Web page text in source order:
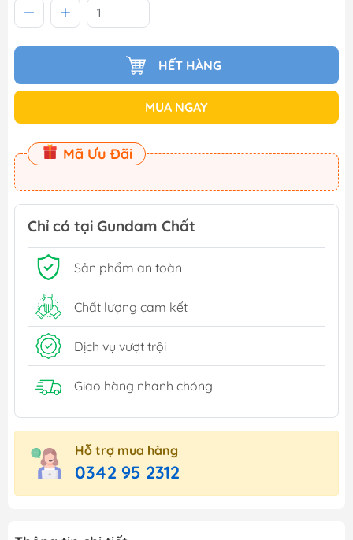
HẾT HÀNG
MUA NGAY
Mã Ưu Đãi
Chỉ có tại Gundam Chất
Sản phẩm an toàn
Chất lượng cam kết
Dịch vụ vượt trội
Giao hàng nhanh chóng
Hỗ trợ mua hàng
0342 95 2312